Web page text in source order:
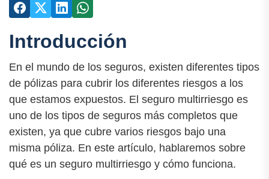
Introducción
En el mundo de los seguros, existen diferentes tipos
de pólizas para cubrir los diferentes riesgos a los
que estamos expuestos. El seguro multirriesgo es
uno de los tipos de seguros más completos que
existen, ya que cubre varios riesgos bajo una
misma póliza. En este artículo, hablaremos sobre
qué es un seguro multirriesgo y cómo funciona.